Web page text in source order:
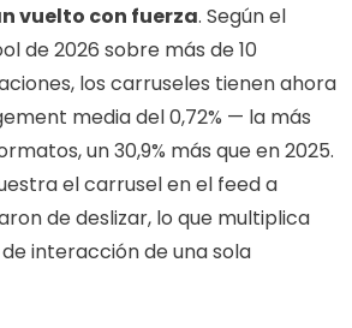
vuelto con fuerza. Según el
de 2026 sobre más de 10
los carruseles tienen ahora
media del 0,72% — la más
un 30,9% más que en 2025.
el carrusel en el feed a
de deslizar, lo que multiplica
interacción de una sola